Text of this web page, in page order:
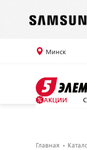
Минск
АКЦИИ
Главная